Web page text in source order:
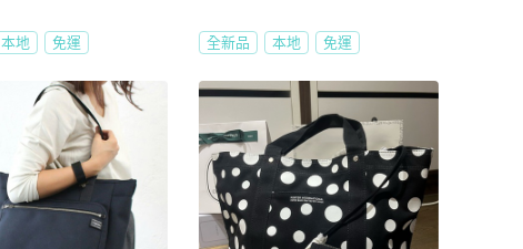
本地 免運 全新品 本地 免運